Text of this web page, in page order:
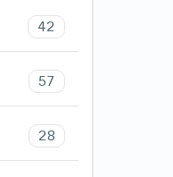
42
57
28